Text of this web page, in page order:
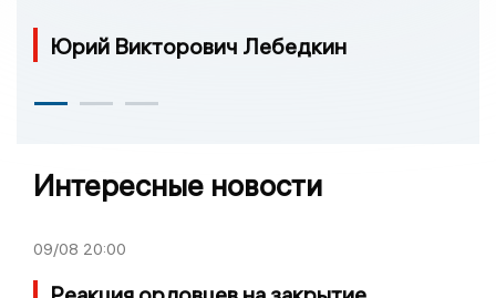
Юрий Викторович Лебедкин
Интересные новости
09/08 20:00